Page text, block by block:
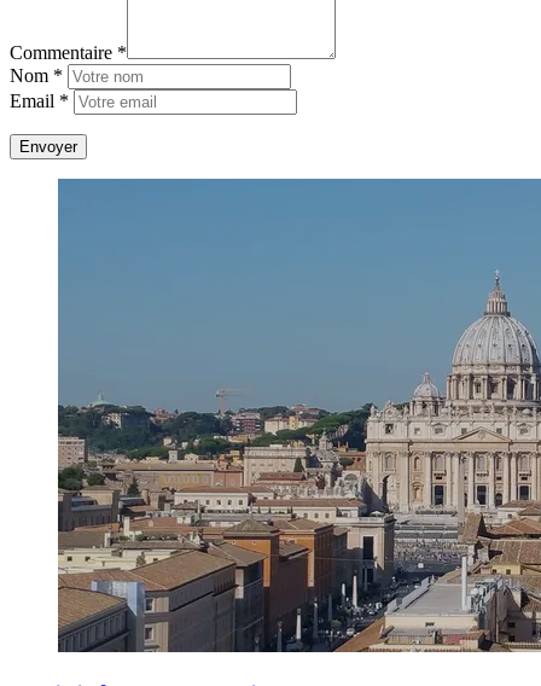
Commentaire *
Nom *
Email *